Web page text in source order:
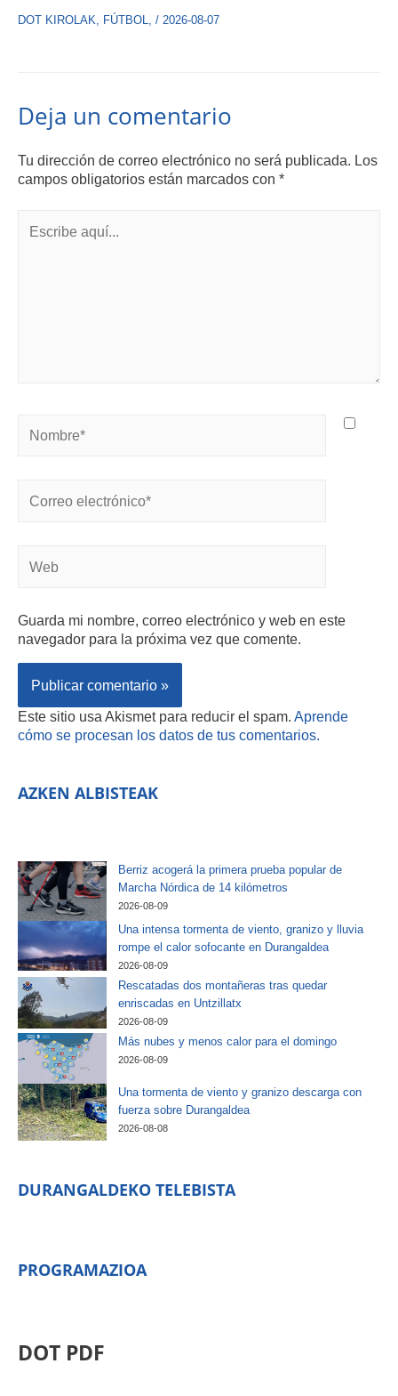
DOT KIROLAK, FÚTBOL, / 2026-08-07
Deja un comentario
Tu dirección de correo electrónico no será publicada. Los
campos obligatorios están marcados con *
Guarda mi nombre, correo electrónico y web en este
navegador para la próxima vez que comente.
Este sitio usa Akismet para reducir el spam. Aprende
cómo se procesan los datos de tus comentarios.
AZKEN ALBISTEAK
Berriz acogerá la primera prueba popular de
Marcha Nórdica de 14 kilómetros
2026-08-09
Una intensa tormenta de viento, granizo y lluvia
rompe el calor sofocante en Durangaldea
2026-08-09
Rescatadas dos montañeras tras quedar
enriscadas en Untzillatx
2026-08-09
Más nubes y menos calor para el domingo
2026-08-09
Una tormenta de viento y granizo descarga con
fuerza sobre Durangaldea
2026-08-08
DURANGALDEKO TELEBISTA
PROGRAMAZIOA
DOT PDF